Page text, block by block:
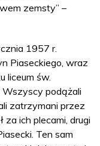
zemsty” –
1957 r.
Piaseckiego, wraz
liceum św.
podążali
zatrzymani przez
za ich plecami, drugi
Ten sam